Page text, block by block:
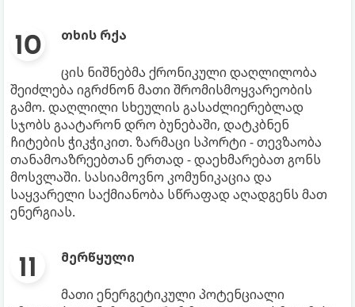
თხის რქა
ცის ნიშნებმა ქრონიკული დაღლილობა
შეიძლება იგრძნონ მათი შრომისმოყვარეობის
გამო. დაღლილი სხეულის გასაძლიერებლად
სჯობს გაატარონ დრო ბუნებაში, დატკბნენ
ჩიტების ჭიკჭიკით. ზარმაცი სპორტი - თევზაობა
თანამოაზრეებთან ერთად - დაეხმარებათ გონს
მოსვლაში. სასიამოვნო კომუნიკაცია და
საყვარელი საქმიანობა სწრაფად აღადგენს მათ
ენერგიას.
მერწყული
მათი ენერგეტიკული პოტენციალი